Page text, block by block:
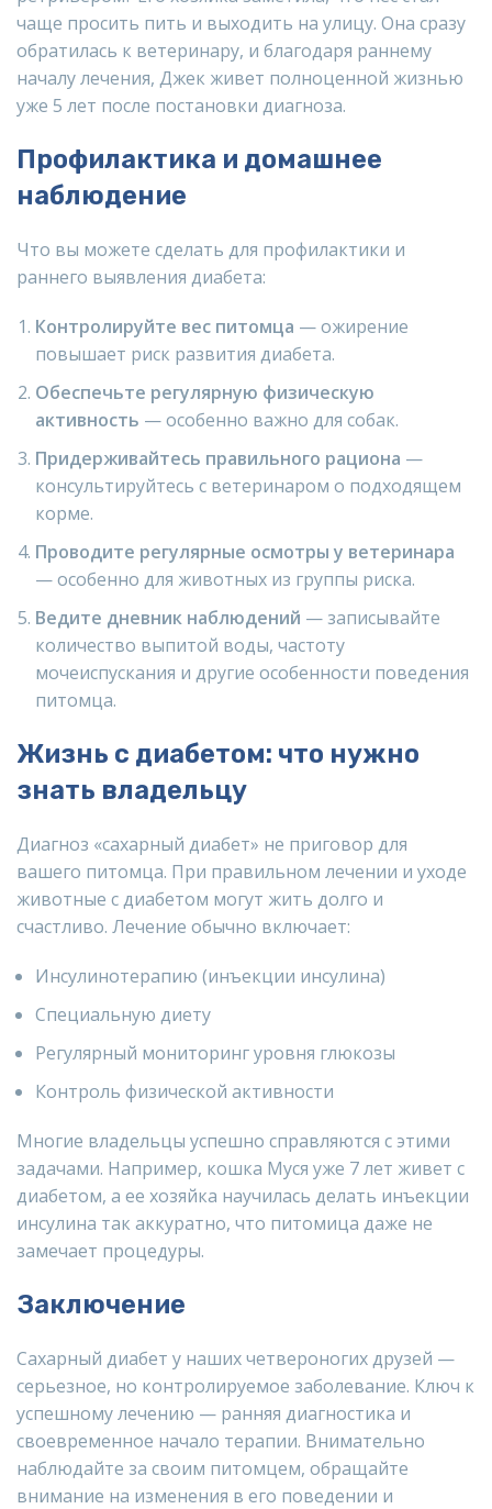
чаще просить пить и выходить на улицу. Она сразу
обратилась к ветеринару, и благодаря раннему
началу лечения, Джек живет полноценной жизнью
уже 5 лет после постановки диагноза.
Профилактика и домашнее
наблюдение
Что вы можете сделать для профилактики и
раннего выявления диабета:
Контролируйте вес питомца — ожирение
повышает риск развития диабета.
Обеспечьте регулярную физическую
активность — особенно важно для собак.
Придерживайтесь правильного рациона —
консультируйтесь с ветеринаром о подходящем
корме.
Проводите регулярные осмотры у ветеринара
— особенно для животных из группы риска.
Ведите дневник наблюдений — записывайте
количество выпитой воды, частоту
мочеиспускания и другие особенности поведения
питомца.
Жизнь с диабетом: что нужно
знать владельцу
Диагноз «сахарный диабет» не приговор для
вашего питомца. При правильном лечении и уходе
животные с диабетом могут жить долго и
счастливо. Лечение обычно включает:
Инсулинотерапию (инъекции инсулина)
Специальную диету
Регулярный мониторинг уровня глюкозы
Контроль физической активности
Многие владельцы успешно справляются с этими
задачами. Например, кошка Муся уже 7 лет живет с
диабетом, а ее хозяйка научилась делать инъекции
инсулина так аккуратно, что питомица даже не
замечает процедуры.
Заключение
Сахарный диабет у наших четвероногих друзей —
серьезное, но контролируемое заболевание. Ключ к
успешному лечению — ранняя диагностика и
своевременное начало терапии. Внимательно
наблюдайте за своим питомцем, обращайте
внимание на изменения в его поведении и